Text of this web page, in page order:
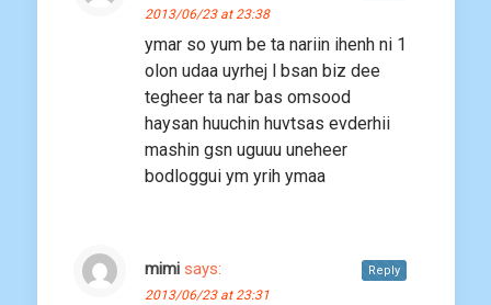
2013/06/23 at 23:38
ymar so yum be ta nariin ihenh ni 1
olon udaa uyrhej l bsan biz dee
tegheer ta nar bas omsood
haysan huuchin huvtsas evderhii
mashin gsn uguuu uneheer
bodloggui ym yrih ymaa
mimi says:
2013/06/23 at 23:31
Reply